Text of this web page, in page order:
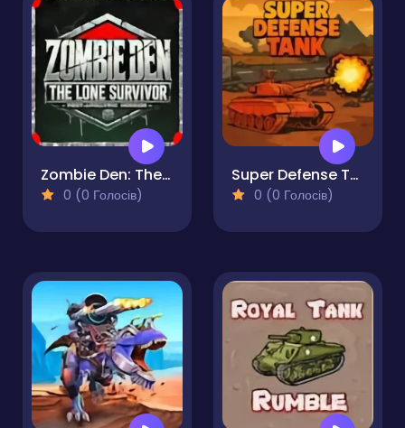
Zombie Den: The Lone Survivor
0 (0 Голосів)
Super Defense Tank
0 (0 Голосів)